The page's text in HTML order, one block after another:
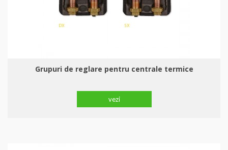
Grupuri de reglare pentru centrale termice
vezi